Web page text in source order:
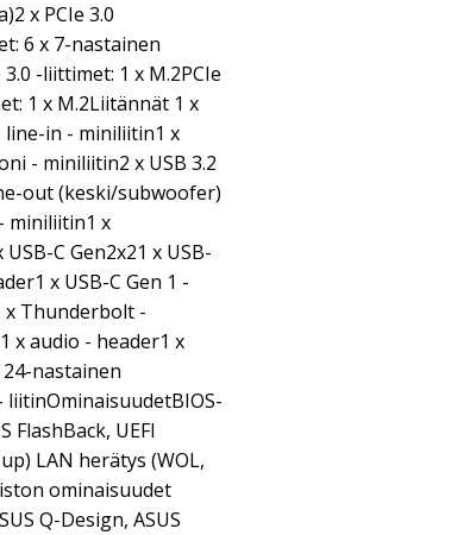
x PCIe 3.0
6 x 7-nastainen
-liittimet: 1 x M.2PCIe
1 x M.2Liitännät 1 x
line-in - miniliitin1 x
- miniliitin2 x USB 3.2
out (keski/subwoofer)
miniliitin1 x
C Gen2x21 x USB-
x USB-C Gen 1 -
x Thunderbolt -
x audio - header1 x
nastainen
FlashBack, UEFI
LAN herätys (WOL,
ominaisuudet
Q-Design, ASUS